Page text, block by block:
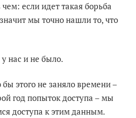
чем: если идет такая борьба
мы точно нашли то, что
нас и не было.
этого не заняло времени –
год попыток доступа – мы
доступа к этим данным.